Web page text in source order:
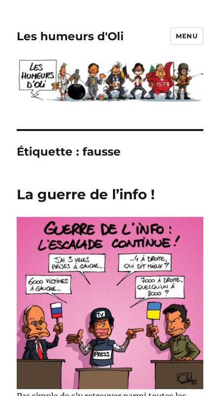
Les humeurs d'Oli MENU
Étiquette :fausse
La guerre de l’info !